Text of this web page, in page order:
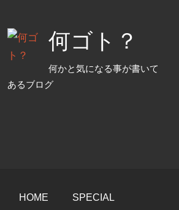
ン
ツ
何ゴト？
何かと気になる事が書いて
あるブログ
HOME SPECIAL